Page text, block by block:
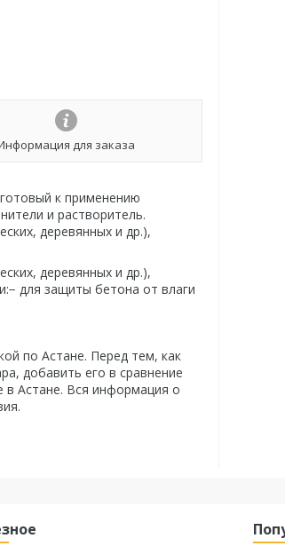
для заказа
к применению
и растворитель.
деревянных и др.),
деревянных и др.),
для защиты бетона от влаги
по Астане. Перед тем, как
добавить его в сравнение
в Астане. Вся информация о